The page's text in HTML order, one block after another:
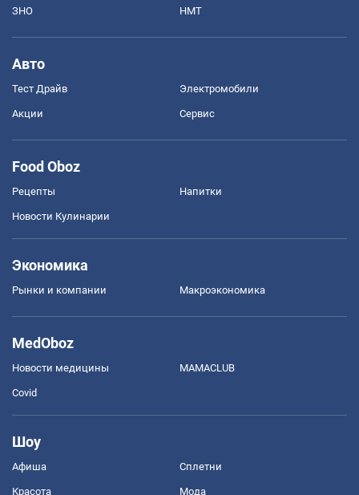
ЗНО НМТ
Авто
Тест Драйв Электромобили
Акции Сервис
Food Oboz
Рецепты Напитки
Новости Кулинарии
Экономика
Рынки и компании Mакроэкономика
MedOboz
Новости медицины MAMACLUB
Covid
Шоу
Афиша Сплетни
Красота Мода